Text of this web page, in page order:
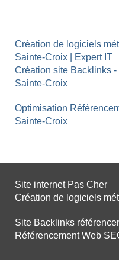
Création de logiciels
Sainte-Croix | Expert IT
Création site Backlinks
Sainte-Croix
Optimisation
Sainte-Croix
Site internet Pas Cher
Création de logiciels
Site Backlinks
Référencement Web